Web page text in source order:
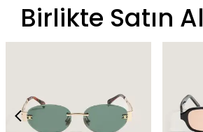
Birlikte Satın